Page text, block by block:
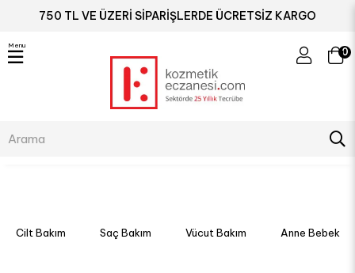
750 TL VE ÜZERİ SİPARİŞLERDE ÜCRETSİZ KARGO
0
Menu
Cilt Bakım Saç Bakım Vücut Bakım Anne Bebek